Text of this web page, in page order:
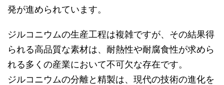
発が進められています。
ジルコニウムの生産工程は複雑ですが、その結果得
られる高品質な素材は、耐熱性や耐腐食性が求めら
れる多くの産業において不可欠な存在です。
ジルコニウムの分離と精製は、現代の技術の進化を